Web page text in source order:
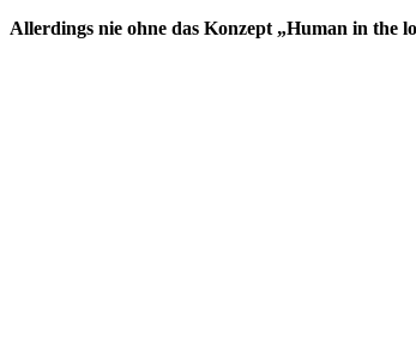
Allerdings nie ohne das Konzept „Human in the